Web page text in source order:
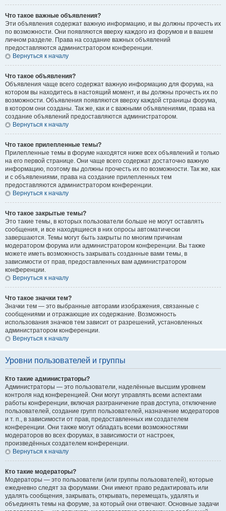
Что такое важные объявления?
Эти объявления содержат важную информацию, и вы должны прочесть их
по возможности. Они появляются вверху каждого из форумов и в вашем
личном разделе. Права на создание важных объявлений
предоставляются администратором конференции.
Вернуться к началу
Что такое объявления?
Объявления чаще всего содержат важную информацию для форума, на
котором вы находитесь в настоящий момент, и вы должны прочесть их по
возможности. Объявления появляются вверху каждой страницы форума,
в котором они созданы. Так же, как и с важными объявлениями, права на
создание объявлений предоставляются администратором.
Вернуться к началу
Что такое прилепленные темы?
Прилепленные темы в форуме находятся ниже всех объявлений и только
на его первой странице. Они чаще всего содержат достаточно важную
информацию, поэтому вы должны прочесть их по возможности. Так же, как
и с объявлениями, права на создание прилепленных тем
предоставляются администратором конференции.
Вернуться к началу
Что такое закрытые темы?
Это такие темы, в которых пользователи больше не могут оставлять
сообщения, и все находящиеся в них опросы автоматически
завершаются. Темы могут быть закрыты по многим причинам
модератором форума или администратором конференции. Вы также
можете иметь возможность закрывать созданные вами темы, в
зависимости от прав, предоставленных вам администратором
конференции.
Вернуться к началу
Что такое значки тем?
Значки тем — это выбранные авторами изображения, связанные с
сообщениями и отражающие их содержание. Возможность
использования значков тем зависит от разрешений, установленных
администратором конференции.
Вернуться к началу
Уровни пользователей и группы
Кто такие администраторы?
Администраторы — это пользователи, наделённые высшим уровнем
контроля над конференцией. Они могут управлять всеми аспектами
работы конференции, включая разграничение прав доступа, отключение
пользователей, создание групп пользователей, назначение модераторов
и т. п., в зависимости от прав, предоставленных им создателем
конференции. Они также могут обладать всеми возможностями
модераторов во всех форумах, в зависимости от настроек,
произведённых создателем конференции.
Вернуться к началу
Кто такие модераторы?
Модераторы — это пользователи (или группы пользователей), которые
ежедневно следят за форумами. Они имеют право редактировать или
удалять сообщения, закрывать, открывать, перемещать, удалять и
объединять темы на форуме, за который они отвечают. Основные задачи